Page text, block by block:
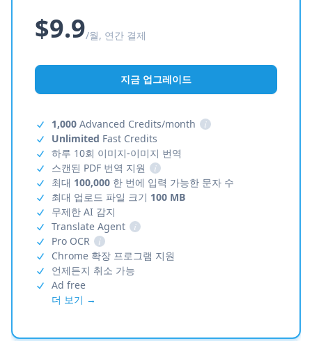
$9.9/월, 연간 결제
지금 업그레이드
1,000 Advanced Credits/month
i
Unlimited Fast Credits
하루 10회 이미지-이미지 번역
스캔된 PDF 번역 지원
i
최대 100,000 한 번에 입력 가능한 문자 수
최대 업로드 파일 크기 100 MB
무제한 AI 감지
Translate Agent
i
Pro OCR
i
Chrome 확장 프로그램 지원
언제든지 취소 가능
Ad free
더 보기 →